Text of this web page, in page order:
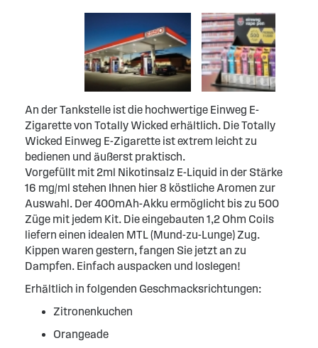
An der Tankstelle ist die hochwertige Einweg E-
Zigarette von Totally Wicked erhältlich. Die Totally
Wicked Einweg E-Zigarette ist extrem leicht zu
bedienen und äußerst praktisch.
Vorgefüllt mit 2ml Nikotinsalz E-Liquid in der Stärke
16 mg/ml stehen Ihnen hier 8 köstliche Aromen zur
Auswahl. Der 400mAh-Akku ermöglicht bis zu 500
Züge mit jedem Kit. Die eingebauten 1,2 Ohm Coils
liefern einen idealen MTL (Mund-zu-Lunge) Zug.
Kippen waren gestern, fangen Sie jetzt an zu
Dampfen. Einfach auspacken und loslegen!
Erhältlich in folgenden Geschmacksrichtungen:
Zitronenkuchen
Orangeade